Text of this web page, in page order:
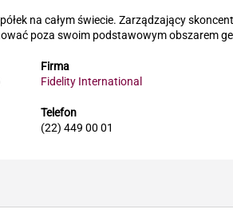
na całym świecie. Zarządzający
poza swoim podstawowym obszarem
Firma
Fidelity International
Telefon
(22) 449 00 01